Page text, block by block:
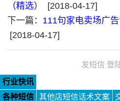
（精选）
[2018-04-17]
下一篇： 111句家电卖场广
[2018-04-17]
发短信 登
行业快讯
各种短信
其他店短信话术文案